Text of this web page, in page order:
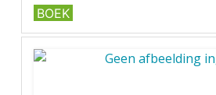
✔ U19-1
BOEK